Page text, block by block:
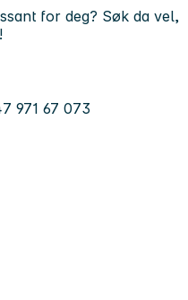
for deg? Søk da vel,
971 67 073